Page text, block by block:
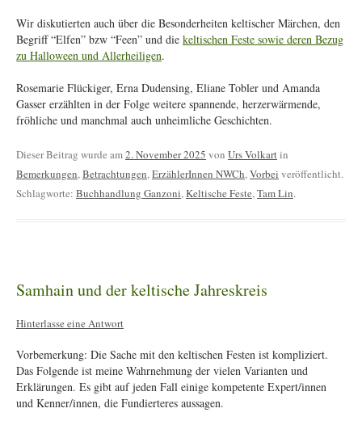
Wir diskutierten auch über die Besonderheiten keltischer Märchen, den
Begriff “Elfen” bzw “Feen” und die keltischen Feste sowie deren Bezug
zu Halloween und Allerheiligen.
Rosemarie Flückiger, Erna Dudensing, Eliane Tobler und Amanda
Gasser erzählten in der Folge weitere spannende, herzerwärmende,
fröhliche und manchmal auch unheimliche Geschichten.
Dieser Beitrag wurde am2. November 2025 von Urs Volkartin
Bemerkungen,Betrachtungen,ErzählerInnen NWCh,Vorbei veröffentlicht.
Schlagworte: Buchhandlung Ganzoni,Keltische Feste,Tam Lin.
Samhain und der keltische Jahreskreis
Hinterlasse eine Antwort
Vorbemerkung: Die Sache mit den keltischen Festen ist kompliziert.
Das Folgende ist meine Wahrnehmung der vielen Varianten und
Erklärungen. Es gibt auf jeden Fall einige kompetente Expert/innen
und Kenner/innen, die Fundierteres aussagen.